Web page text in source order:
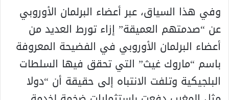
وفي هذا السياق، عبر أعضاء البرلمان الأوروبي
عن “صدمتهم العميقة” إزاء تورط العديد من
أعضاء البرلمان الأوروبي في الفضيحة المعروفة
باسم “ماروك غيث” التي تحقق فيها السلطات
البلجيكية وتلفت الانتباه إلى حقيقة أن “دولا